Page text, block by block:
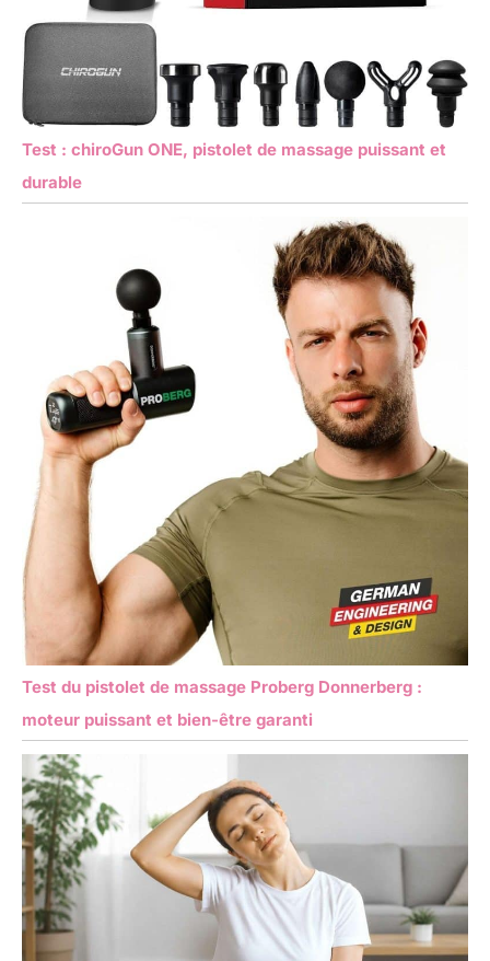
Test : chiroGun ONE, pistolet de massage puissant et
durable
Test du pistolet de massage Proberg Donnerberg :
moteur puissant et bien-être garanti